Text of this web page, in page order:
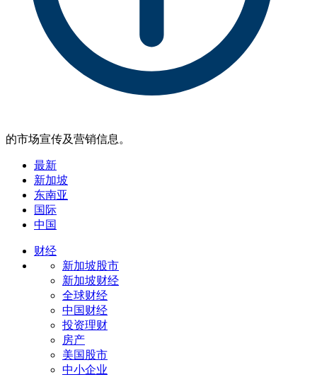
的市场宣传及营销信息。
最新
新加坡
东南亚
国际
中国
财经
新加坡股市
新加坡财经
全球财经
中国财经
投资理财
房产
美国股市
中小企业